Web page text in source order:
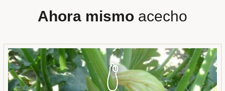
Ahora mismoacecho